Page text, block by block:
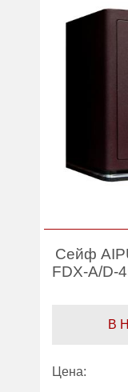
Сейф
FDX-A/D-
В
Цена: